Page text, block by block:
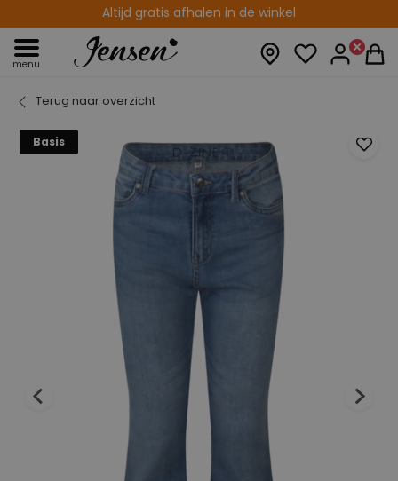
Altijd gratis afhalen in de winkel
menu
Terug naar overzicht
Basis